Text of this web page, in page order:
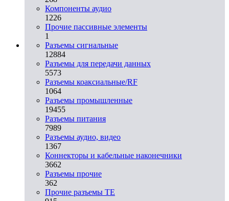
Компоненты аудио
1226
Прочие пассивные элементы
1
Разъeмы сигнальные
12884
Разъeмы для передачи данных
5573
Разъeмы коаксиальные/RF
1064
Разъeмы промышленные
19455
Разъeмы питания
7989
Разъeмы аудио, видео
1367
Коннекторы и кабельные наконечники
3662
Разъeмы прочие
362
Прочие разъемы TE